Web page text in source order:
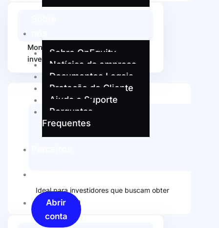
Sobre OnEquity
Notícias da empresa
Documentos Legais
Proteção do Cliente
Ajuda e Suporte
Perguntas
Frequentes
Abrir
conta
Monitore o desempenho dos
investimentos em tempo real
Ideal para investidores que buscam obter
renda passiva